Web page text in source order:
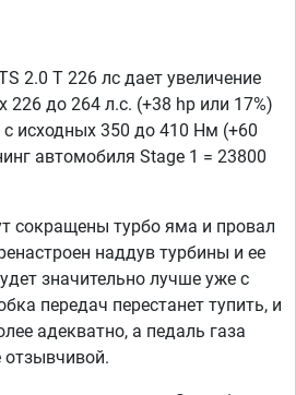
2.0 T 226 лс дает увеличение
226 до 264 л.с. (+38 hp или 17%)
исходных 350 до 410 Нм (+60
автомобиля Stage 1 = 23800
сокращены турбо яма и провал
наддув турбины и ее
значительно лучше уже с
передач перестанет тупить, и
адекватно, а педаль газа
отзывчивой.